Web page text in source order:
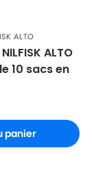
ALTO
ALTO
10 sacs en
panier